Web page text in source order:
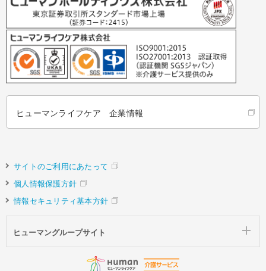
ヒューマンライフケア 企業情報
サイトのご利用にあたって
個人情報保護方針
情報セキュリティ基本方針
ヒューマングループサイト